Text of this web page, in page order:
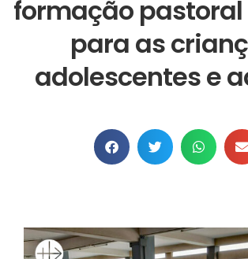
formação pastoral
para as
adolescentes e